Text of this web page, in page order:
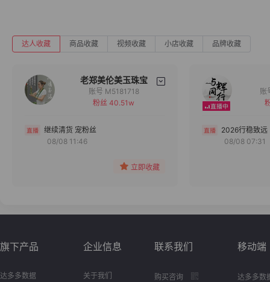
达人收藏 商品收藏 视频收藏 小店收藏 品牌收藏
老郑美伦美玉珠宝
备注
账号 M5181718
粉丝 40.51w
继续清货 宠粉丝
08/08 11:46
立即收藏
2026行稳致远
08/08 07:31
旗下产品
达多多数据
企业信息
关于我们
联系我们
购买咨询
移动端
达多多数